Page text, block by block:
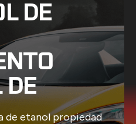
DE
DE
de etanol propiedad